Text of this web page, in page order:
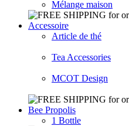
Mélange maison
Accessoire
Article de thé
Tea Accessories
MCOT Design
Bee Propolis
1 Bottle